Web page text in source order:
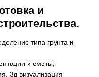
и
типа грунта и
и сметы;
3д визуализация